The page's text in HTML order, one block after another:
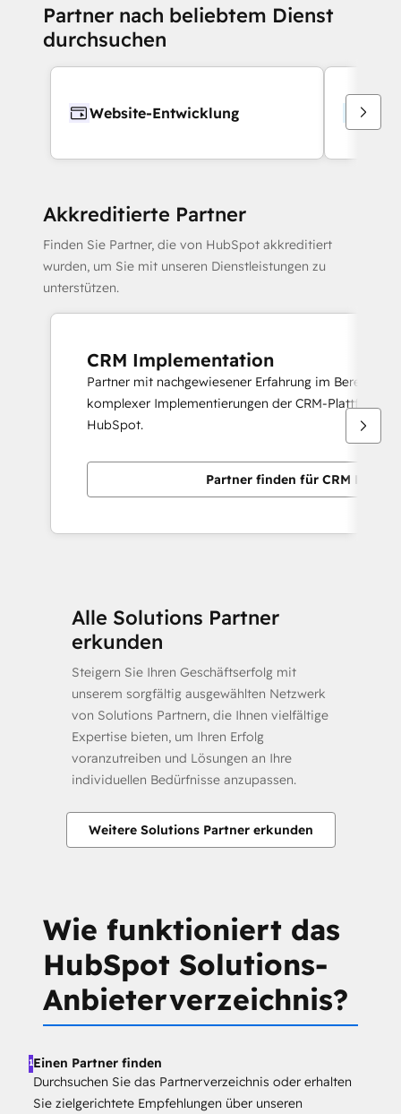
Partner nach beliebtem Dienst
durchsuchen
Website-Entwicklung
Akkreditierte Partner
Finden Sie Partner, die von HubSpot akkreditiert
wurden, um Sie mit unseren Dienstleistungen zu
unterstützen.
CRM Implementation
Partner mit nachgewiesener Erfahrung im
komplexer Implementierungen der CRM-Plattform
HubSpot.
Partner finden für CRM
Alle Solutions Partner
erkunden
Steigern Sie Ihren Geschäftserfolg mit
unserem sorgfältig ausgewählten Netzwerk
von Solutions Partnern, die Ihnen vielfältige
Expertise bieten, um Ihren Erfolg
voranzutreiben und Lösungen an Ihre
individuellen Bedürfnisse anzupassen.
Weitere Solutions Partner erkunden
Wie funktioniert das
HubSpot Solutions-
Anbieterverzeichnis?
1Einen Partner finden
Durchsuchen Sie das Partnerverzeichnis oder erhalten
Sie zielgerichtete Empfehlungen über unseren